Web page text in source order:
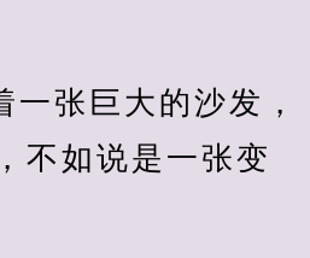
一张巨大的沙发，
不如说是一张变